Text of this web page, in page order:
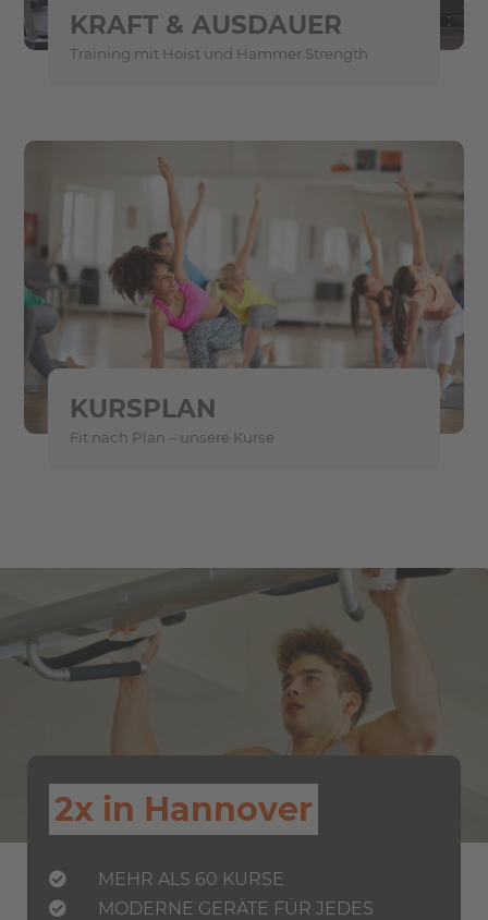
KRAFT & AUSDAUER
Training mit Hoist und Hammer Strength
KURSPLAN
Fit nach Plan – unsere Kurse
2x in Hannover
MEHR ALS 60 KURSE
MODERNE GERÄTE FÜR JEDES